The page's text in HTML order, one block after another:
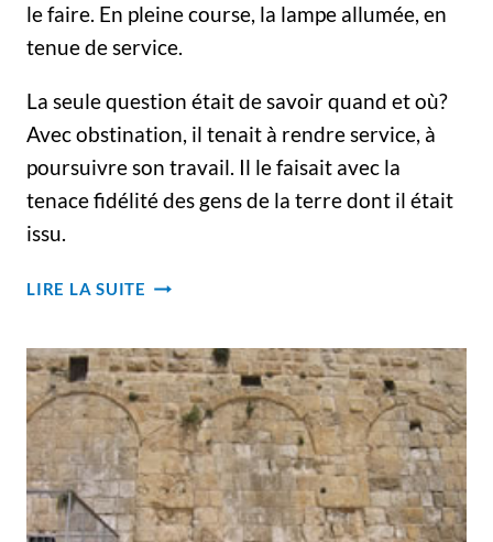
le faire. En pleine course, la lampe allumée, en
tenue de service.
La seule question était de savoir quand et où?
Avec obstination, il tenait à rendre service, à
poursuivre son travail. Il le faisait avec la
tenace fidélité des gens de la terre dont il était
issu.
LIRE LA SUITE FUNÉRAILLES
ROGER
BREAULT
–
HOMÉLIE